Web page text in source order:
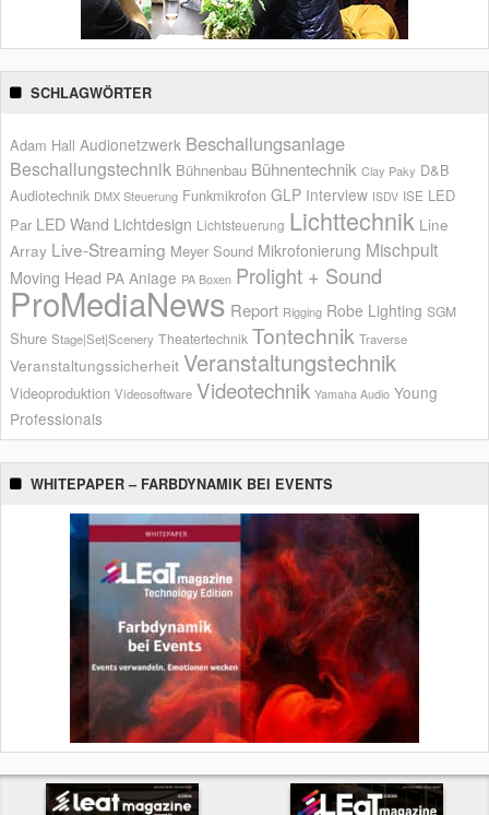
SCHLAGWÖRTER
Adam Hall Audionetzwerk Beschallungsanlage
Beschallungstechnik Bühnenbau Bühnentechnik Clay Paky D&B
Audiotechnik DMX Steuerung Funkmikrofon GLP Interview ISDV ISE LED
Par LED Wand Lichtdesign Lichtsteuerung Lichttechnik Line
Array Live-Streaming Meyer Sound Mikrofonierung Mischpult
Moving Head PA Anlage PA Boxen Prolight + Sound
ProMediaNews Report Rigging Robe Lighting SGM
Shure Stage|Set|Scenery Theatertechnik Tontechnik Traverse
Veranstaltungssicherheit Veranstaltungstechnik
Videoproduktion Videosoftware Videotechnik Yamaha Audio Young
Professionals
WHITEPAPER – FARBDYNAMIK BEI EVENTS